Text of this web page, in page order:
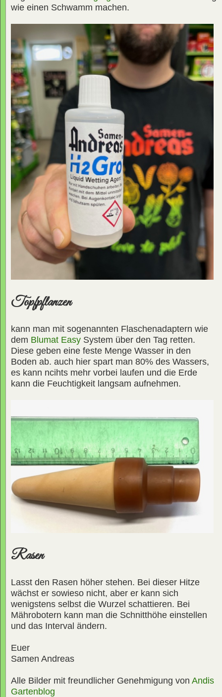
wie einen Schwamm machen.
Topfpflanzen
kann man mit sogenannten Flaschenadaptern wie
dem Blumat Easy System über den Tag retten.
Diese geben eine feste Menge Wasser in den
Boden ab. auch hier spart man 80% des Wassers,
es kann ncihts mehr vorbei laufen und die Erde
kann die Feuchtigkeit langsam aufnehmen.
Rasen
Lasst den Rasen höher stehen. Bei dieser Hitze
wächst er sowieso nicht, aber er kann sich
wenigstens selbst die Wurzel schattieren. Bei
Mährobotern kann man die Schnitthöhe einstellen
und das Interval ändern.
Euer
Samen Andreas
Alle Bilder mit freundlicher Genehmigung von Andis
Gartenblog